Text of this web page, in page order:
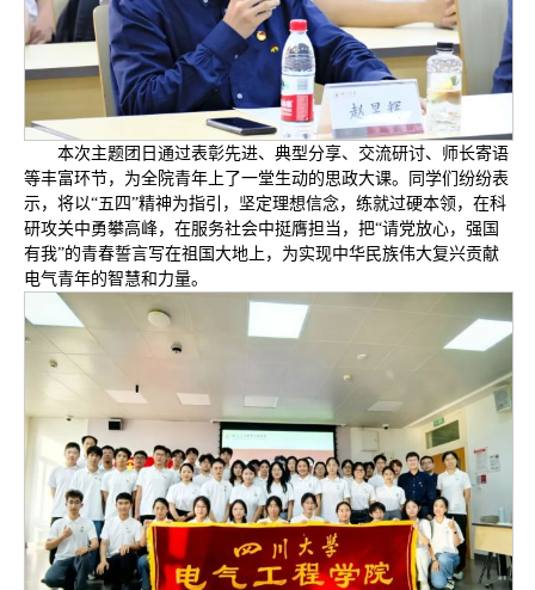
本次主题团日通过表彰先进、典型分享、交流研讨、师长寄语
等丰富环节，为全院青年上了一堂生动的思政大课。同学们纷纷表
示，将以“五四”精神为指引，坚定理想信念，练就过硬本领，在科
研攻关中勇攀高峰，在服务社会中挺膺担当，把“请党放心，强国
有我”的青春誓言写在祖国大地上，为实现中华民族伟大复兴贡献
电气青年的智慧和力量。